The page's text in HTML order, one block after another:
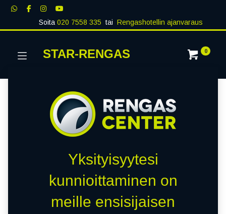
Soita020 7558 335 tai Rengashotellin ajanvaraus
STAR-RENGAS 0
Yksityisyytesi
kunnioittaminen on
meille ensisijaisen